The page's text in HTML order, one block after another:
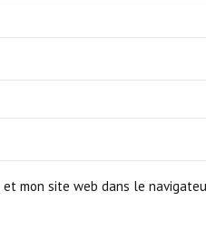
mon site web dans le